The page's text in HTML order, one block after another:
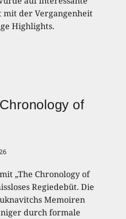
mit der Vergangenheit
Highlights.
of
„The Chronology of
Regiedebüt. Die
Memoiren
durch formale